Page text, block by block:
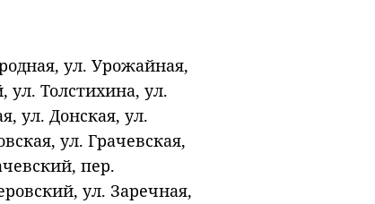
ул. Урожайная,
ул. Толстихина, ул.
ул. Донская, ул.
ул. Грачевская,
пер.
ул. Заречная,